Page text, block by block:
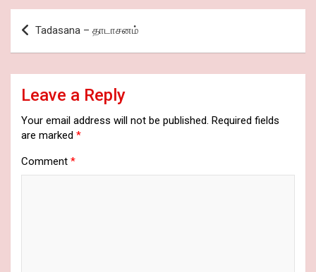
Post
navigation
Tadasana – தாடாசனம்
Leave a Reply
Your email address will not be published. Required fields
are marked *
Comment *